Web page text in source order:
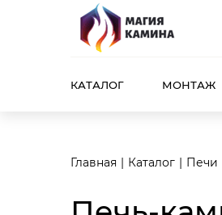
<meta name="robots"
КАТАЛОГ МОНТАЖ
Главная Каталог Печи